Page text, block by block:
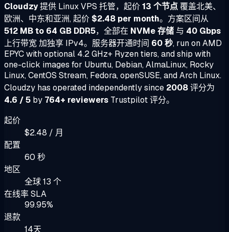
Cloudzy提供 Linux VPS 托管，起价13 个节点覆盖北美、
欧洲、中东和亚洲, 起价 $2.48 per month。方案区间从
512 MB to 64 GB DDR5，全部在 NVMe 存储 与 40 Gbps
上行带宽 加独享 IPv4。服务器开通时间 60 秒, run on AMD
EPYC with optional 4.2 GHz+ Ryzen tiers, and ship with
one-click images for Ubuntu, Debian, AlmaLinux, Rocky
Linux, CentOS Stream, Fedora, openSUSE, and Arch Linux.
Cloudzy has operated independently since 2008评分为
4.6 / 5 by 764+ reviewers Trustpilot 评分。
起价
$2.48 / 月
配置
60 秒
地区
全球 13 个
在线率 SLA
99.95%
退款
14天